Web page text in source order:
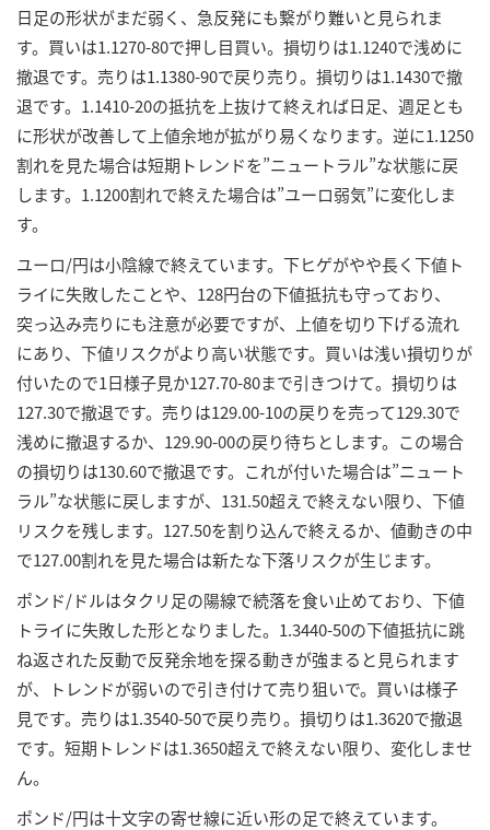
日足の形状がまだ弱く、急反発にも繋がり難いと見られま
す。買いは1.1270-80で押し目買い。損切りは1.1240で浅めに
撤退です。売りは1.1380-90で戻り売り。損切りは1.1430で撤
退です。1.1410-20の抵抗を上抜けて終えれば日足、週足とも
に形状が改善して上値余地が拡がり易くなります。逆に1.1250
割れを見た場合は短期トレンドを”ニュートラル”な状態に戻
します。1.1200割れで終えた場合は”ユーロ弱気”に変化しま
す。
ユーロ/円は小陰線で終えています。下ヒゲがやや長く下値ト
ライに失敗したことや、128円台の下値抵抗も守っており、
突っ込み売りにも注意が必要ですが、上値を切り下げる流れ
にあり、下値リスクがより高い状態です。買いは浅い損切りが
付いたので1日様子見か127.70-80まで引きつけて。損切りは
127.30で撤退です。売りは129.00-10の戻りを売って129.30で
浅めに撤退するか、129.90-00の戻り待ちとします。この場合
の損切りは130.60で撤退です。これが付いた場合は”ニュート
ラル”な状態に戻しますが、131.50超えで終えない限り、下値
リスクを残します。127.50を割り込んで終えるか、値動きの中
で127.00割れを見た場合は新たな下落リスクが生じます。
ポンド/ドルはタクリ足の陽線で続落を食い止めており、下値
トライに失敗した形となりました。1.3440-50の下値抵抗に跳
ね返された反動で反発余地を探る動きが強まると見られます
が、トレンドが弱いので引き付けて売り狙いで。買いは様子
見です。売りは1.3540-50で戻り売り。損切りは1.3620で撤退
です。短期トレンドは1.3650超えで終えない限り、変化しませ
ん。
ポンド/円は十文字の寄せ線に近い形の足で終えています。